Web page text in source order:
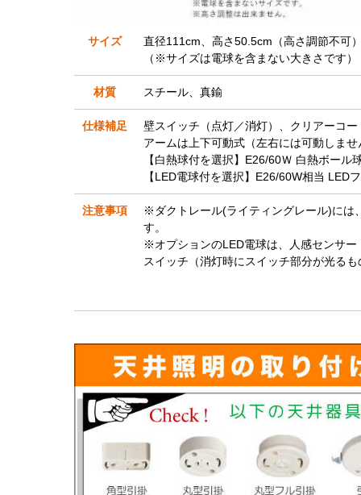
サイズ
直径111cm、高さ50.5cm（高さ調節不可
（※サイズは電球を含まない大きさです）
材質 スチール、真鍮
仕様補足
壁スイッチ（点灯／消灯）、クリアーコー
アームは上下可動式（左右には可動しませ
【白熱球付を選択】E26/60Ｗ 白熱ボール
【LED電球付を選択】E26/60W相当 LED
注意事項
※ダクトレール(ライティングレール)には
す。
※オプションのLED電球は、人感センサ
スイッチ（消灯時にスイッチ部分が光る